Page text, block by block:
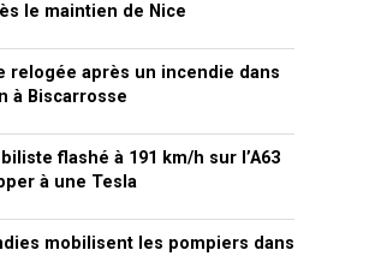
le maintien de Nice
relogée après un incendie dans
à Biscarrosse
flashé à 191 km/h sur l’A63
à une Tesla
mobilisent les pompiers dans